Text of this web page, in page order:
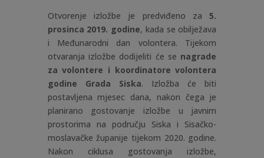
Otvorenje izložbe je predviđeno za5.
prosinca 2019. godine, kada se obilježava
i Međunarodni dan volontera. Tijekom
otvaranja izložbe dodijeliti će se nagrade
za volontere i koordinatore volontera
godine Grada Siska. Izložba će biti
postavljena mjesec dana, nakon čega je
planirano gostovanje izložbe u javnim
prostorima na području Siska i Sisačko-
moslavačke županije tijekom 2020. godine.
Nakon ciklusa gostovanja izložbe,